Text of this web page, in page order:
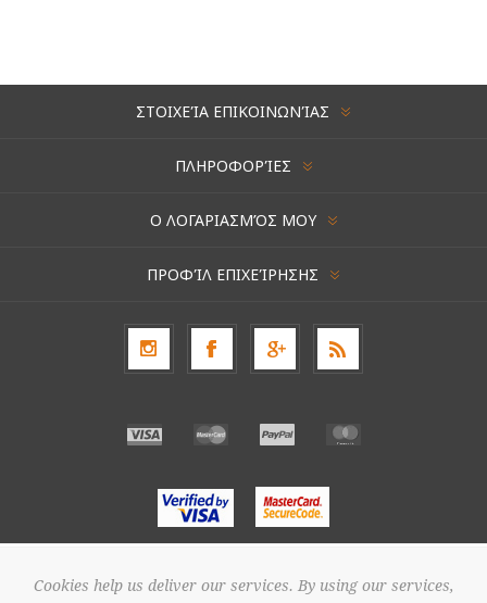
ΣΤΟΙΧΕΊΑ ΕΠΙΚΟΙΝΩΝΊΑΣ
ΠΛΗΡΟΦΟΡΊΕΣ
Ο ΛΟΓΑΡΙΑΣΜΌΣ ΜΟΥ
ΠΡΟΦΊΛ ΕΠΙΧΕΊΡΗΣΗΣ
Πνευματική ιδιοκτησία © 2026 ΑΝΘΟΠΩΛΕΙΟ ΣΑΠΟΥΝΤΖΑΚΗΣ. Διατηρούνται
Cookies help us deliver our services. By using our services,